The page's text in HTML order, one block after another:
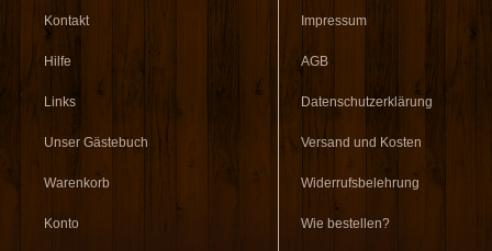
Kontakt
Hilfe
Links
Unser Gästebuch
Warenkorb
Konto
Impressum
AGB
Datenschutzerklärung
Versand und Kosten
Widerrufsbelehrung
Wie bestellen?